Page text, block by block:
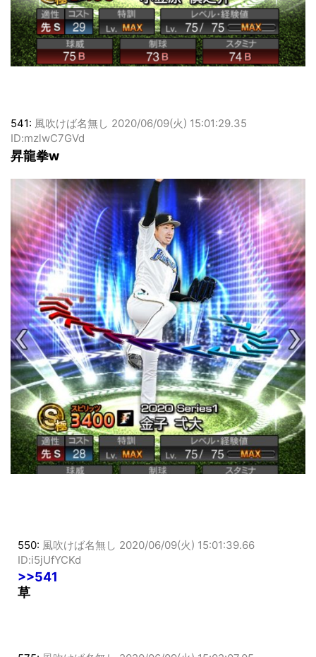
541: 風吹けば名無し 2020/06/09(火) 15:01:29.35
ID:mzlwC7GVd
昇龍拳w
550: 風吹けば名無し 2020/06/09(火) 15:01:39.66
ID:i5jUfYCKd
>>541
草